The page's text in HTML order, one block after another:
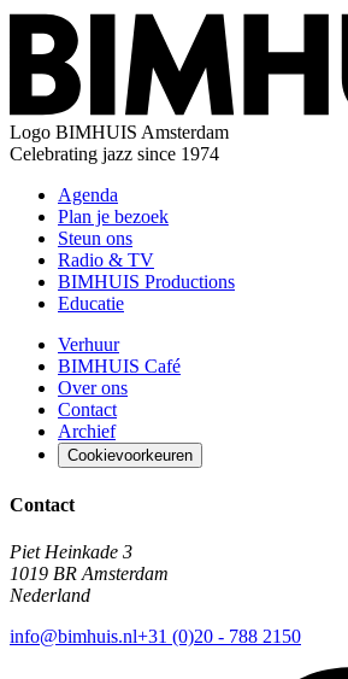
Logo BIMHUIS Amsterdam
Celebrating jazz since 1974
Agenda
Plan je bezoek
Steun ons
Radio & TV
BIMHUIS Productions
Educatie
Verhuur
BIMHUIS Café
Over ons
Contact
Archief
Cookievoorkeuren
Contact
Piet Heinkade 3
1019 BR Amsterdam
Nederland
info@bimhuis.nl+31 (0)20 - 788 2150